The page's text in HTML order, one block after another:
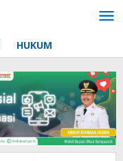
HUKUM